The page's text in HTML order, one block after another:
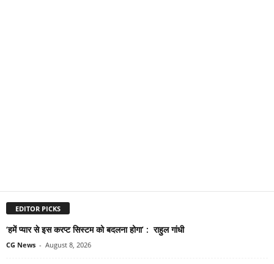
EDITOR PICKS
‘हमें प्यार से इस करप्ट सिस्टम को बदलना होगा’ : राहुल गांधी
CG News - August 8, 2026